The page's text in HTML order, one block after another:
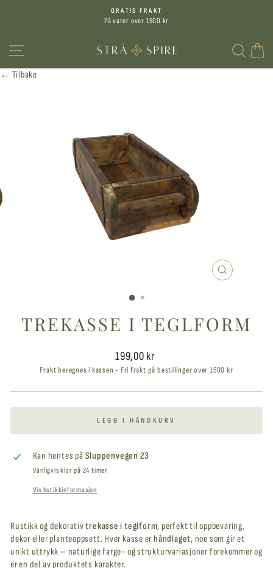
Sett
pause
GRATIS FRAKT
På varer over 1500 kr
SØK
← Tilbake
LUKK
TREKASSE I TEGLFORM
Ordinær
pris
199,00 kr
Frakt beregnes i kassen - Fri frakt på bestillinger over 1500 kr
LEGG I HÅNDKURV
Kan hentes på Sluppenvegen 23
Vanligvis klar på 24 timer
Vis butikkinformasjon
Rustikk og dekorativtrekasse i teglform, perfekt til oppbevaring,
dekor eller planteoppsett. Hver kasse erhåndlaget, noe som gir et
unikt uttrykk – naturlige farge- og strukturvariasjoner forekommer og
er en del av produktets karakter.